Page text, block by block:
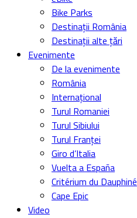
Bike Parks
Destinații România
Destinații alte țări
Evenimente
De la evenimente
România
Internațional
Turul Romaniei
Turul Sibiului
Turul Franței
Giro d’Italia
Vuelta a España
Critérium du Dauphiné
Cape Epic
Video